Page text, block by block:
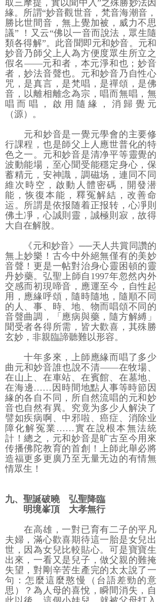
取三摩提，實以聞中入”之殊勝妙法因
緣。所謂“妙音觀世音，梵音海潮音，
勝比世間音，無上覺加被，威力不思
議” ！又云“佛以一音而說法，眾生隨
類各得解”。此音聞即元和妙音。元和
妙音乃師父上人為方便度眾生所立之
假名――元和者，本元淨和也；妙音
者，妙法音聲也。元和妙音乃自性心
咒，是真言，是梵唱，是禪頌，是佛
音，以離相離念為宗，唱而無唱，無
唱而唱，啟用隨緣，消歸覺元
（源）。
元和妙音是一覺元學會的主要修
行課程，也是師父上人應世普化的特
色之一。元和妙音是清净平等靈覺的
波動能場，至心聞受能穩定身心，保
蓄精元，安神識，調磁场，連同不同
維次時空，啟動人體密碼，開發潜
能，恢復本能，釋冤解結，改善命
运。所謂是依报随着正报转，心凈則
佛土凈，心誠則靈，誠極則寂，故得
大自在解脫。
《元和妙音》──天人共賞同讚的
無上妙樂！古今中外絕無僅有的美妙
音聲！更是一帖對治身心靈困頓的靈
丹妙藥。弘聖上師自1997年忽然內外
交感而初現啼音，應運至今，自性起
用，應緣呼頌，隨時隨地，隨順不同
的人、事、時、地、物而唱頌不同的
音聲曲調，「應病與藥，隨方解縛」
聞受者各得所需，皆大歡喜，其殊勝
玄妙，非親臨諦聽難以形容。
十年多來，上師應緣而唱了多少
曲元和妙音誰也說不清――在牧場、
在山上、在車站、在賓館、在墓地、
在海邊……因時間地點人事等時節因
緣的各自不同，所自然流唱的元和妙
音也自然有異。究竟为多少人解決了
譬如疾病啊、中邪啦、癌症、消除业
障化解冤業……實在說根本無法統
計！總之，元和妙音是旷古至今用來
传播佛陀教育的首創！上師此舉必將
造福更多更廣乃至无量无边的有情無
情眾生！
九、 聖誕破曉 弘聖降臨
明境峯頂 大孝無行
在高雄，一對已育有二子的平凡
夫婦，滿心歡喜期待這一胎是女兒出
世，因為女兒比較貼心。可是寶寶生
出來，一看又是兒子，做父親的難掩
失望，對剛辛苦生產完的太太說了一
句：怎麼這麼憨慢（台語差勁的意
思）？為人母的喜悅，瞬間消失，自